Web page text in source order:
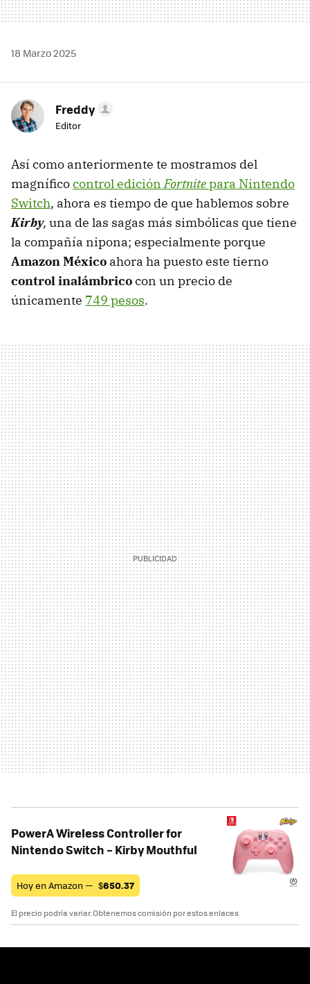
18 Marzo 2025
Freddy
Editor
Así como anteriormente te mostramos del
magníficocontrol ediciónFortnitepara Nintendo
Switch, ahora es tiempo de que hablemos sobre
Kirby, una de las sagas más simbólicas que tiene
la compañía nipona; especialmente porque
Amazon México ahora ha puesto este tierno
control inalámbricocon un precio de
únicamente 749 pesos.
PowerA Wireless Controller for
Nintendo Switch – Kirby Mouthful
Hoy en Amazon — $650.37
El precio podría variar. Obtenemos comisión por estos enlaces